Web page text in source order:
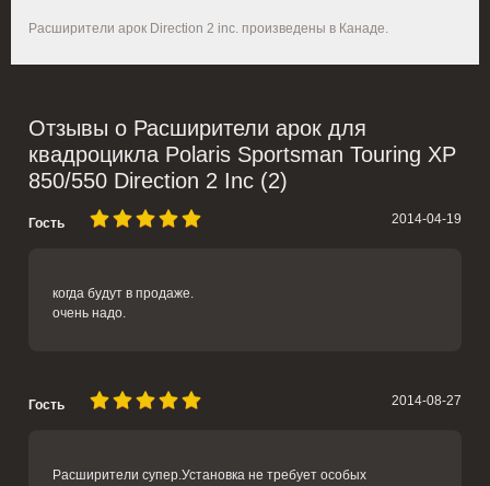
Расширители арок Direction 2 inc. произведены в Канаде.
Отзывы о Расширители арок для
квадроцикла Polaris Sportsman Touring XP
850/550 Direction 2 Inc (2)
Гость 2014-04-19
когда будут в продаже.
очень надо.
Гость 2014-08-27
Расширители супер.Установка не требует особых